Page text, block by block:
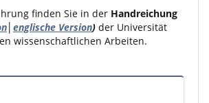
finden Sie in der Handreichung
englische Version) der Universität
wissenschaftlichen Arbeiten.